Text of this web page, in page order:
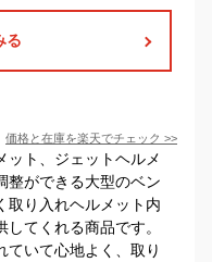
る
価格と在庫を楽天でチェック >>
ット、ジェットヘルメ
整ができる大型のベン
取り入れヘルメット内
てくれる商品です。
ていて心地よく、取り